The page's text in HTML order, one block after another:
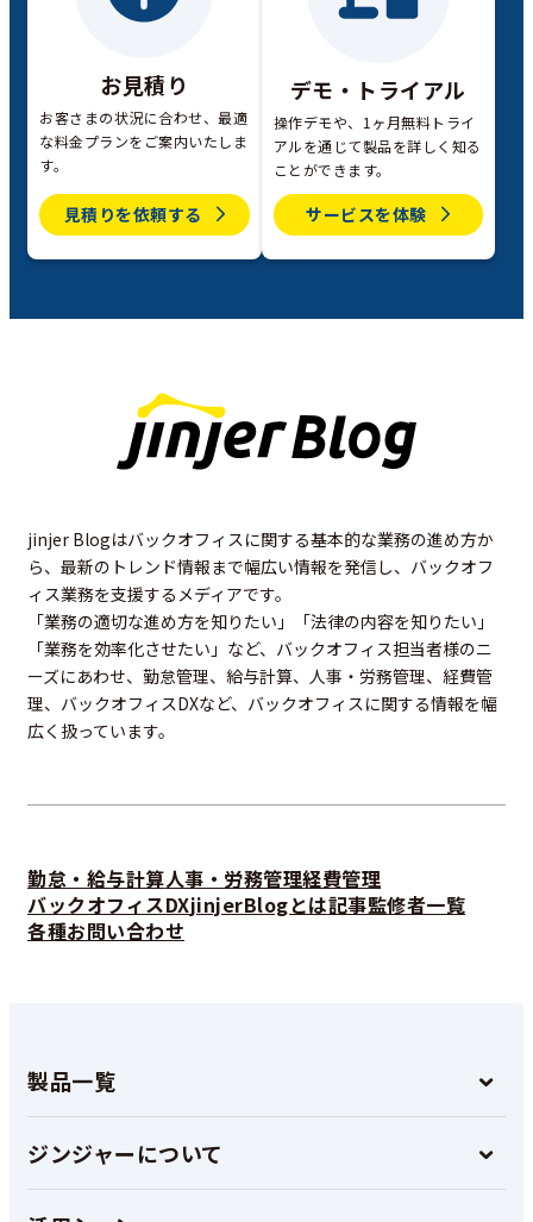
お見積り
お客さまの状況に合わせ、最適
な料金プランをご案内いたしま
す。
見積りを依頼する
デモ・トライアル
操作デモや、1ヶ月無料トライ
アルを通じて製品を詳しく知る
ことができます。
サービスを体験
jinjer Blogはバックオフィスに関する基本的な業務の進め方か
ら、最新のトレンド情報まで幅広い情報を発信し、バックオフ
ィス業務を支援するメディアです。
「業務の適切な進め方を知りたい」「法律の内容を知りたい」
「業務を効率化させたい」など、バックオフィス担当者様のニ
ーズにあわせ、勤怠管理、給与計算、人事・労務管理、経費管
理、バックオフィスDXなど、バックオフィスに関する情報を幅
広く扱っています。
勤怠・給与計算人事・労務管理経費管理
バックオフィスDXjinjerBlogとは記事監修者一覧
各種お問い合わせ
製品一覧
ジンジャーについて